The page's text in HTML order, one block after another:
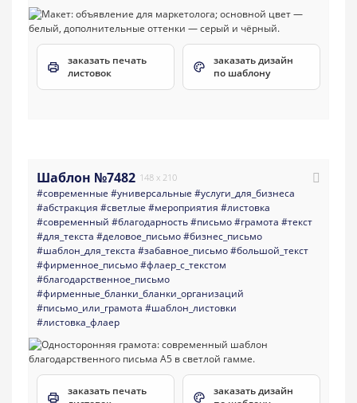
заказать печать
листовок
заказать дизайн
по шаблону
Шаблон №7482 148 x 210
#современные #универсальные #услуги_для_бизнеса
#абстракция #светлые #мероприятия #листовка
#современный #благодарность#письмо#грамота #текст
#для_текста #деловое_письмо#бизнес_письмо
#шаблон_для_текста #забавное_письмо#большой_текст
#фирменное_письмо#флаер_с_текстом
#благодарственное_письмо
#фирменные_бланки_бланки_организаций
#письмо_или_грамота #шаблон_листовки
#листовка_флаер
заказать печать
заказать дизайн